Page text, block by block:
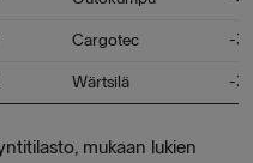
Cargotec -395
Wärtsilä -388
mukaan lukien